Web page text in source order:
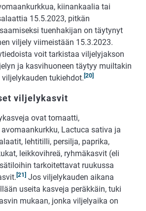
kiinankaalia tai
15.5.2023, pitkän
tuenhakijan on täytynyt
viljely viimeistään 15.3.2023.
voit tarkistaa viljelyjakson
ja kasvihuoneen täytyy muiltakin
tukiehdot. [20]
viljelykasvit
ovat tomaatti,
Lactuca sativa ja
lehtitilli, persilja, paprika,
leikkovihreä, ryhmäkasvit (eli
tarkoitettavat ruukussa
[21] Jos viljelykauden aikana
useita kasveja peräkkäin, tuki
mukaan, jonka viljelyaika on